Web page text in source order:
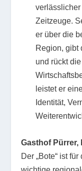
Zeitzeuge.
er über die
Region, gibt
und rückt
leistet er
Identität,
Gasthof Pürrer,
Der „Bote“ ist